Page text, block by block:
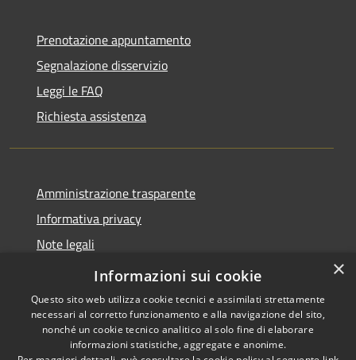
Prenotazione appuntamento
Segnalazione disservizio
Leggi le FAQ
Richiesta assistenza
Amministrazione trasparente
Informativa privacy
Note legali
Dichiarazione di accessibilità
Copyright © 2026 • Comune di
×
Informazioni sui cookie
Questo sito web utilizza cookie tecnici e assimilati strettamente
necessari al corretto funzionamento e alla navigazione del sito,
nonché un cookie tecnico analitico al solo fine di elaborare
informazioni statistiche, aggregate e anonime.